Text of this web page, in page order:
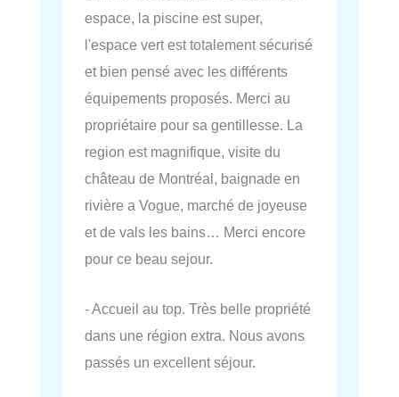
espace, la piscine est super,
l'espace vert est totalement sécurisé
et bien pensé avec les différents
équipements proposés. Merci au
propriétaire pour sa gentillesse. La
region est magnifique, visite du
château de Montréal, baignade en
rivière a Vogue, marché de joyeuse
et de vals les bains… Merci encore
pour ce beau sejour.
- Accueil au top. Très belle propriété
dans une région extra. Nous avons
passés un excellent séjour.